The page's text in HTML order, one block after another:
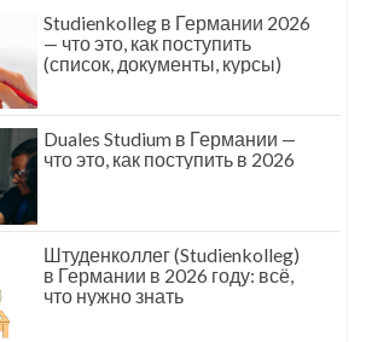
Studienkolleg в Германии 2026
— что это, как поступить
(список, документы, курсы)
Duales Studium в Германии —
что это, как поступить в 2026
Штуденколлег (Studienkolleg)
в Германии в 2026 году: всё,
что нужно знать